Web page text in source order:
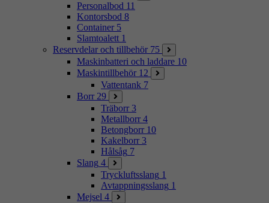
Personalbod 11
Kontorsbod 8
Container 5
Slamtoalett 1
Reservdelar och tillbehör 75
Maskinbatteri och laddare 10
Maskintillbehör 12
Vattentank 7
Borr 29
Träborr 3
Metallborr 4
Betongborr 10
Kakelborr 3
Hålsåg 7
Slang 4
Tryckluftsslang 1
Avtappningsslang 1
Mejsel 4